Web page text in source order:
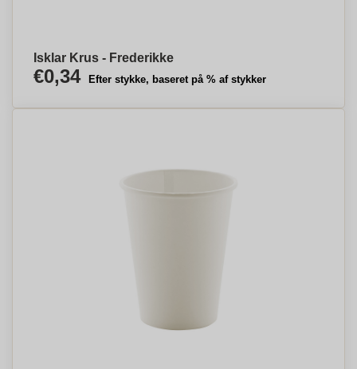
Isklar Krus - Frederikke
€0,34 Efter stykke, baseret på % af stykker